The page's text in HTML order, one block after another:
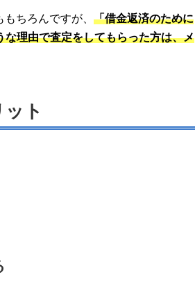
ちろんですが、 「借金返済のために
理由で査定をしてもらった方は、メ
ト